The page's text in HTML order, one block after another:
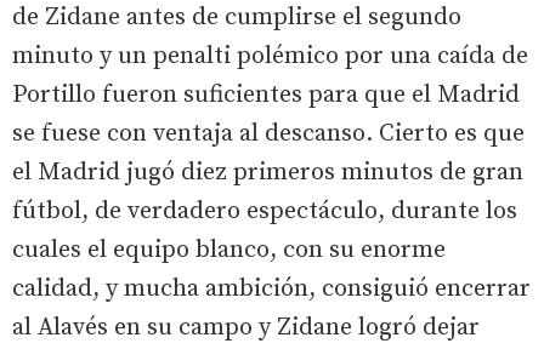
de Zidane antes de cumplirse el segundo
minuto y un penalti polémico por una caída de
Portillo fueron suficientes para que el Madrid
se fuese con ventaja al descanso. Cierto es que
el Madrid jugó diez primeros minutos de gran
fútbol, de verdadero espectáculo, durante los
cuales el equipo blanco, con su enorme
calidad, y mucha ambición, consiguió encerrar
al Alavés en su campo y Zidane logró dejar